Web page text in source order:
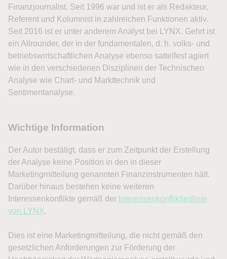
Finanzjournalist. Seit 1996 war und ist er als Redakteur,
Referent und Kolumnist in zahlreichen Funktionen aktiv.
Seit 2016 ist er unter anderem Analyst bei LYNX. Gehrt ist
ein Allrounder, der in der fundamentalen, d. h. volks- und
betriebswirtschaftlichen Analyse ebenso sattelfest agiert
wie in den verschiedenen Disziplinen der Technischen
Analyse wie Chart- und Markttechnik und
Sentimentanalyse.